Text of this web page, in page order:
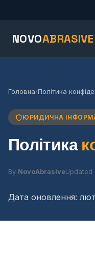
NOVOABRASIVE
Головна/Політика
ЮРИДИЧНА
Політика
By NovoAbrasiveUpdated
Дата оновлення: